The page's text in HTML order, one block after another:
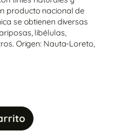
producto nacional de
se obtienen diversas
libélulas,
Origen: Nauta-Loreto,